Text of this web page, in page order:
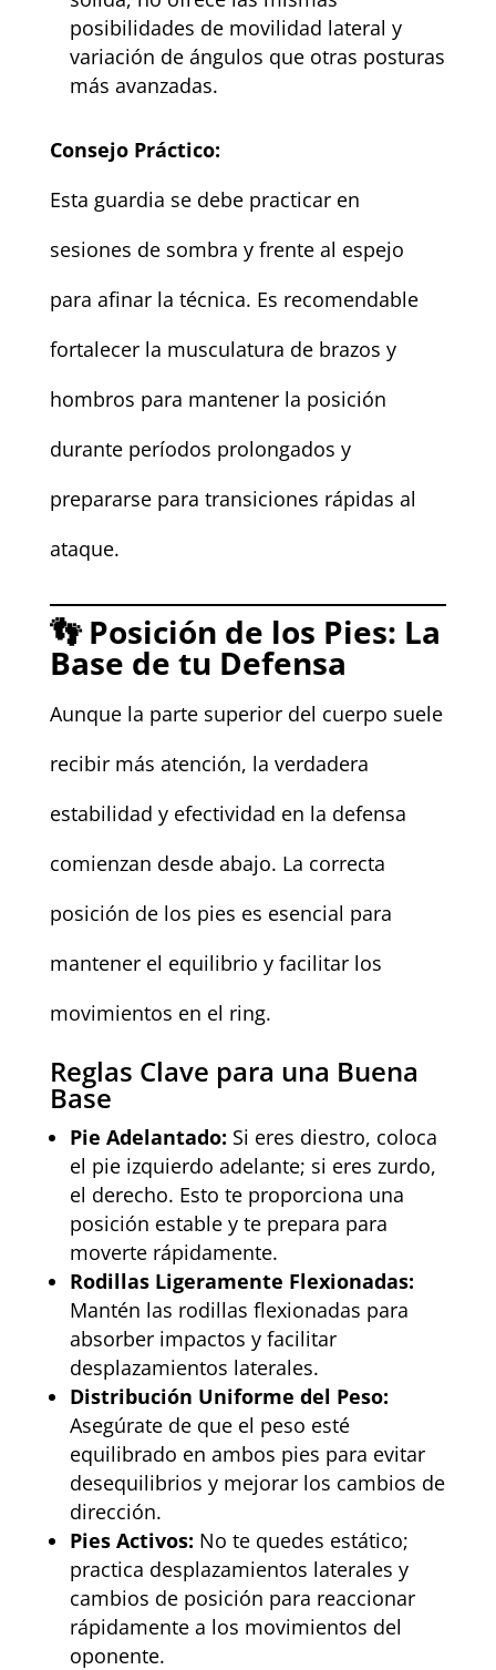
posibilidades de movilidad lateral y
variación de ángulos que otras posturas
más avanzadas.
Consejo Práctico:
Esta guardia se debe practicar en
sesiones de sombra y frente al espejo
para afinar la técnica. Es recomendable
fortalecer la musculatura de brazos y
hombros para mantener la posición
durante períodos prolongados y
prepararse para transiciones rápidas al
ataque.
👣 Posición de los Pies: La
Base de tu Defensa
Aunque la parte superior del cuerpo suele
recibir más atención, la verdadera
estabilidad y efectividad en la defensa
comienzan desde abajo. La correcta
posición de los pies es esencial para
mantener el equilibrio y facilitar los
movimientos en el ring.
Reglas Clave para una Buena
Base
Pie Adelantado: Si eres diestro, coloca
el pie izquierdo adelante; si eres zurdo,
el derecho. Esto te proporciona una
posición estable y te prepara para
moverte rápidamente.
Rodillas Ligeramente Flexionadas:
Mantén las rodillas flexionadas para
absorber impactos y facilitar
desplazamientos laterales.
Distribución Uniforme del Peso:
Asegúrate de que el peso esté
equilibrado en ambos pies para evitar
desequilibrios y mejorar los cambios de
dirección.
Pies Activos: No te quedes estático;
practica desplazamientos laterales y
cambios de posición para reaccionar
rápidamente a los movimientos del
oponente.